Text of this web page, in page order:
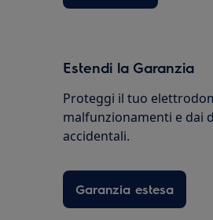
Estendi la Garanzia
Proteggi il tuo
malfunzionamenti e dai
accidentali.
Garanzia estesa